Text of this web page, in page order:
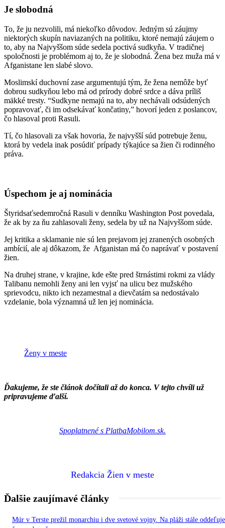
Je slobodná
To, že ju nezvolili, má niekoľko dôvodov. Jedným sú záujmy
niektorých skupín naviazaných na politiku, ktoré nemajú záujem o
to, aby na Najvyššom súde sedela poctivá sudkyňa. V tradičnej
spoločnosti je problémom aj to, že je slobodná. Žena bez muža má v
Afganistane len slabé slovo.
Moslimskí duchovní zase argumentujú tým, že žena nemôže byť
dobrou sudkyňou lebo má od prírody dobré srdce a dáva príliš
mäkké tresty. “Sudkyne nemajú na to, aby nechávali odsúdených
popravovať, či im odsekávať končatiny,” hovorí jeden z poslancov,
čo hlasoval proti Rasuli.
Tí, čo hlasovali za však hovoria, že najvyšší súd potrebuje ženu,
ktorá by vedela inak posúdiť prípady týkajúce sa žien či rodinného
práva.
Úspechom je aj nominácia
Štyridsaťsedemročná Rasuli v denníku Washington Post povedala,
že ak by za ňu zahlasovali ženy, sedela by už na Najvyššom súde.
Jej kritika a sklamanie nie sú len prejavom jej zranených osobných
ambícií, ale aj dôkazom, že Afganistan má čo naprávať v postavení
žien.
Na druhej strane, v krajine, kde ešte pred štrnástimi rokmi za vlády
Talibanu nemohli ženy ani len vyjsť na ulicu bez mužského
sprievodcu, nikto ich nezamestnal a dievčatám sa nedostávalo
vzdelanie, bola významná už len jej nominácia.
Ženy v meste
Ďakujeme, že ste článok dočítali až do konca. V tejto chvíli už
pripravujeme ďalší.
Spoplatnené s PlatbaMobilom.sk.
Redakcia Žien v meste
Ďalšie zaujímavé články
Múr v Terste prežil monarchiu i dve svetové vojny. Na pláži stále oddeľuje